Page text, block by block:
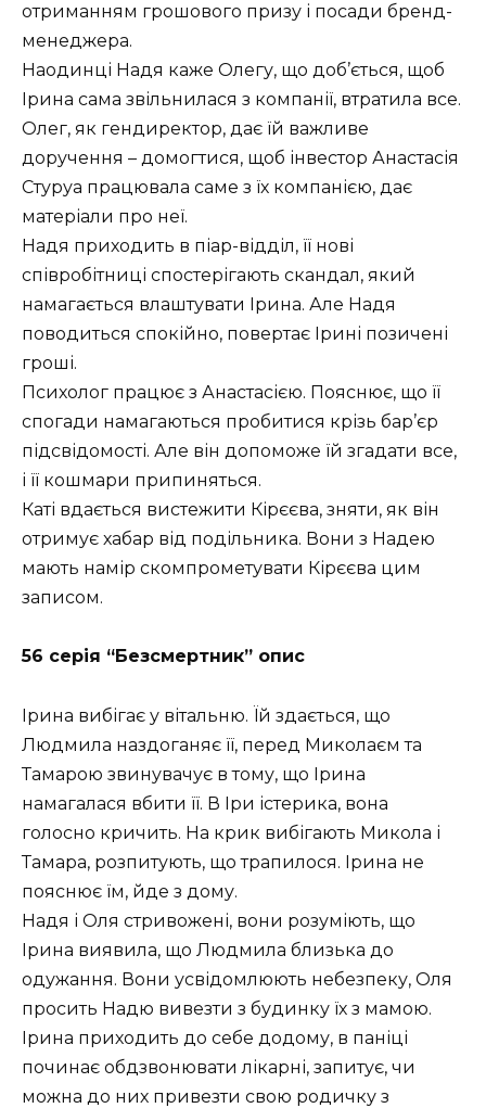
отриманням грошового призу і посади бренд-
менеджера.
Наодинці Надя каже Олегу, що доб’ється, щоб
Ірина сама звільнилася з компанії, втратила все.
Олег, як гендиректор, дає їй важливе
доручення – домогтися, щоб інвестор Анастасія
Стуруа працювала саме з їх компанією, дає
матеріали про неї.
Надя приходить в піар-відділ, її нові
співробітниці спостерігають скандал, який
намагається влаштувати Ірина. Але Надя
поводиться спокійно, повертає Ірині позичені
гроші.
Психолог працює з Анастасією. Пояснює, що її
спогади намагаються пробитися крізь бар’єр
підсвідомості. Але він допоможе їй згадати все,
і її кошмари припиняться.
Каті вдається вистежити Кірєєва, зняти, як він
отримує хабар від подільника. Вони з Надею
мають намір скомпрометувати Кірєєва цим
записом.
56 серія “Безсмертник” опис
Ірина вибігає у вітальню. Їй здається, що
Людмила наздоганяє її, перед Миколаєм та
Тамарою звинувачує в тому, що Ірина
намагалася вбити її. В Іри істерика, вона
голосно кричить. На крик вибігають Микола і
Тамара, розпитують, що трапилося. Ірина не
пояснює їм, йде з дому.
Надя і Оля стривожені, вони розуміють, що
Ірина виявила, що Людмила близька до
одужання. Вони усвідомлюють небезпеку, Оля
просить Надю вивезти з будинку їх з мамою.
Ірина приходить до себе додому, в паніці
починає обдзвонювати лікарні, запитує, чи
можна до них привезти свою родичку з